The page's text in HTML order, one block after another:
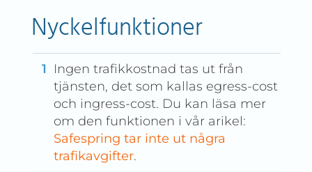
Nyckelfunktioner
Ingen trafikkostnad tas ut från
tjänsten, det som kallas egress-cost
och ingress-cost. Du kan läsa mer
om den funktionen i vår arikel:
Safespring tar inte ut några
trafikavgifter.